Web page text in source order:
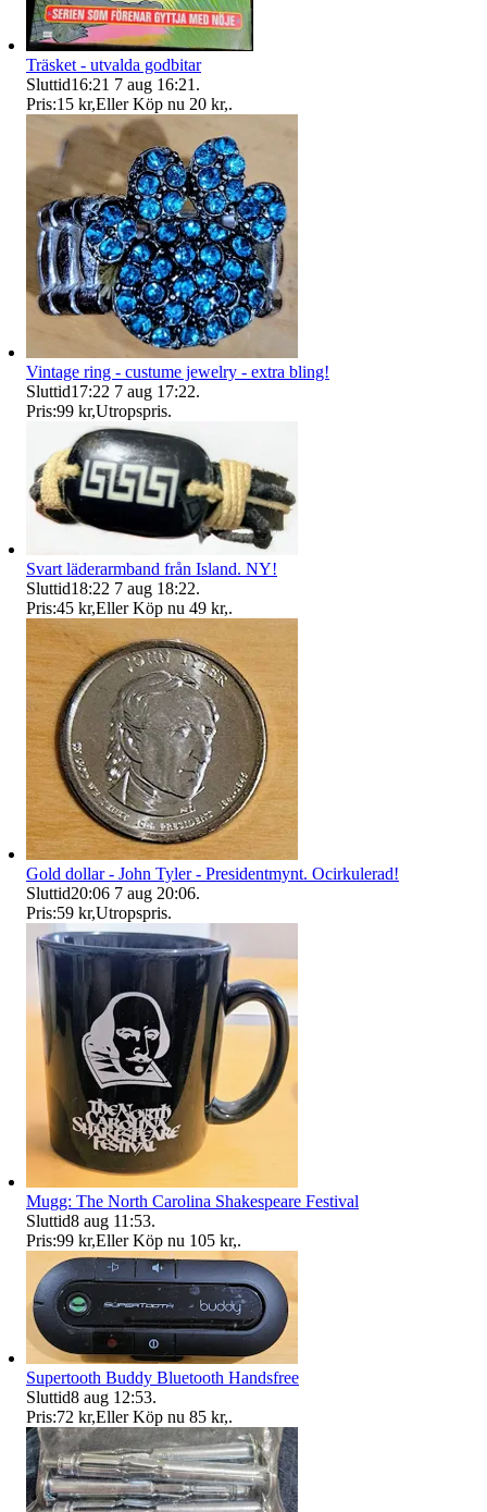
Träsket - utvalda godbitar
Sluttid16:21 7 aug 16:21 .
Pris:15 kr,Eller Köp nu 20 kr,.
Vintage ring - custume jewelry - extra bling!
Sluttid17:22 7 aug 17:22.
Pris:99 kr,Utropspris.
Svart läderarmband från Island. NY!
Sluttid18:22 7 aug 18:22.
Pris:45 kr,Eller Köp nu 49 kr,.
Gold dollar - John Tyler - Presidentmynt. Ocirkulerad!
Sluttid20:06 7 aug 20:06.
Pris:59 kr,Utropspris.
Mugg: The North Carolina Shakespeare Festival
Sluttid8 aug 11:53.
Pris:99 kr,Eller Köp nu 105 kr,.
Supertooth Buddy Bluetooth Handsfree
Sluttid8 aug 12:53.
Pris:72 kr,Eller Köp nu 85 kr,.